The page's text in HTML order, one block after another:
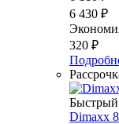
6 430 ₽
320 ₽
Dimaxx